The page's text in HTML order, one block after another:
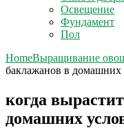
Освещение
Фундамент
Пол
HomeВыращивание
баклажанов в домашних
когда
домашних